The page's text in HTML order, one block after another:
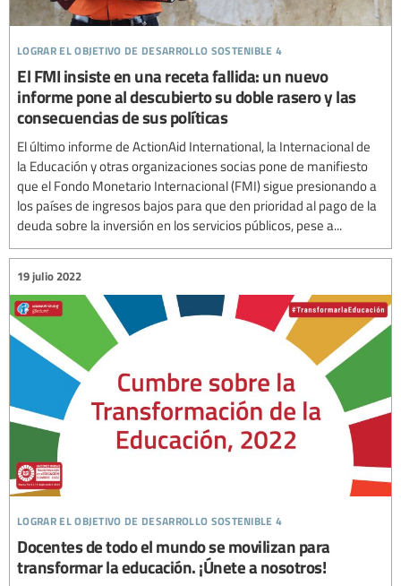
lograr el objetivo de desarrollo sostenible 4
El FMI insiste en una receta fallida: un nuevo
informe pone al descubierto su doble rasero y las
consecuencias de sus políticas
El último informe de ActionAid International, la Internacional de
la Educación y otras organizaciones socias pone de manifiesto
que el Fondo Monetario Internacional (FMI) sigue presionando a
los países de ingresos bajos para que den prioridad al pago de la
deuda sobre la inversión en los servicios públicos, pese a...
lograr el objetivo de desarrollo sostenible 4
19 julio 2022
Docentes de todo el mundo se movilizan para
transformar la educación. ¡Únete a nosotros!